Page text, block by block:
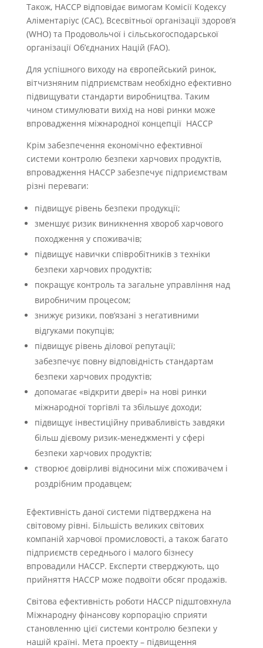
Також, НАССР відповідає вимогам Комісії Кодексу
Аліментаріус (САС), Всесвітньої організації здоров’я
(WHO) та Продовольчої і сільськогосподарської
організації Об’єднаних Націй (FAO).
Для успішного виходу на європейський ринок,
вітчизняним підприємствам необхідно ефективно
підвищувати стандарти виробництва. Таким
чином стимулювати вихід на нові ринки може
впровадження міжнародної концепції НАССР
Крім забезпечення економічно ефективної
системи контролю безпеки харчових продуктів,
впровадження НАССР забезпечує підприємствам
різні переваги:
підвищує рівень безпеки продукції;
зменшує ризик виникнення хвороб харчового
походження у споживачів;
підвищує навички співробітників з техніки
безпеки харчових продуктів;
покращує контроль та загальне управління над
виробничим процесом;
знижує ризики, пов’язані з негативними
відгуками покупців;
підвищує рівень ділової репутації;
забезпечує повну відповідність стандартам
безпеки харчових продуктів;
допомагає «відкрити двері» на нові ринки
міжнародної торгівлі та збільшує доходи;
підвищує інвестиційну привабливість завдяки
більш дієвому ризик-менеджменті у сфері
безпеки харчових продуктів;
створює довірливі відносини між споживачем і
роздрібним продавцем;
Ефективність даної системи підтверджена на
світовому рівні. Більшість великих світових
компаній харчової промисловості, а також багато
підприємств середнього і малого бізнесу
впровадили НАССР. Експерти стверджують, що
прийняття НАССР може подвоїти обсяг продажів.
Світова ефективність роботи НАССР підштовхнула
Міжнародну фінансову корпорацію сприяти
становленню цієї системи контролю безпеки у
нашій країні. Мета проекту – підвищення